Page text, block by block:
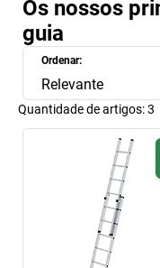
Os nossos
guia
Ordenar:
Relevante
Quantidade de artigos:3